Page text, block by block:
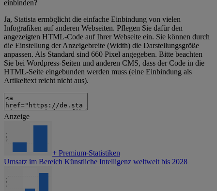
einbinden?
Ja, Statista ermöglicht die einfache Einbindung von vielen
Infografiken auf anderen Webseiten. Pflegen Sie dafür den
angezeigten HTML-Code auf Ihrer Webseite ein. Sie können durch
die Einstellung der Anzeigebreite (Width) die Darstellungsgröße
anpassen. Als Standard sind 660 Pixel angegeben. Bitte beachten
Sie bei Wordpress-Seiten und anderen CMS, dass der Code in die
HTML-Seite eingebunden werden muss (eine Einbindung als
Artikeltext reicht nicht aus).
Anzeige
+ Premium-Statistiken
Umsatz im Bereich Künstliche Intelligenz weltweit bis 2028